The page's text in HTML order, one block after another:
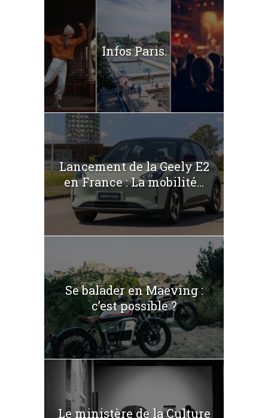
Infos Paris.
Lancement de la Geely E2
en France : La mobilité...
Se balader en Maeving :
c’est possible ?
Le ministère de la Culture